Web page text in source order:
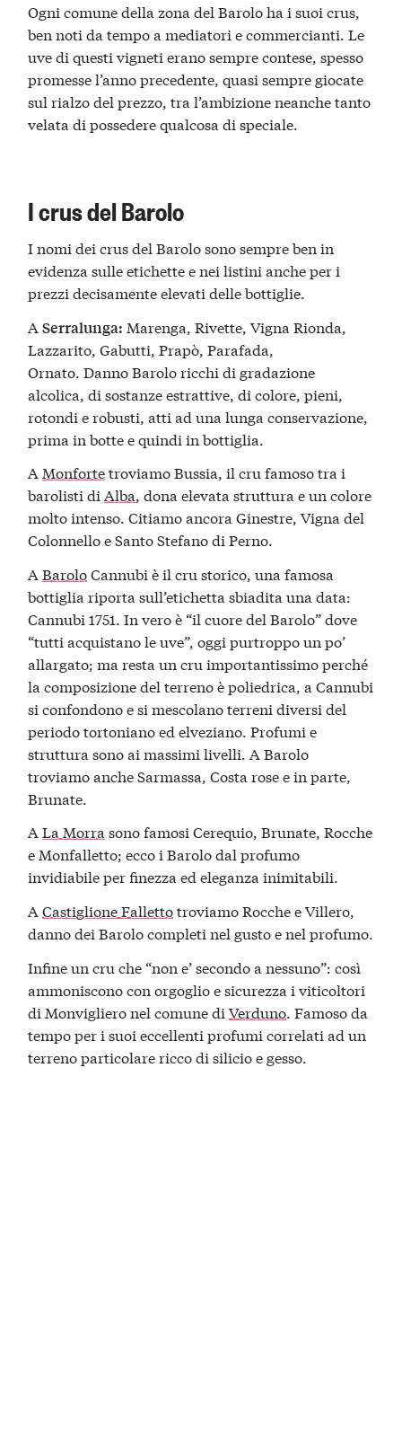
Ogni comune della zona del Barolo ha i suoi crus,
ben noti da tempo a mediatori e commercianti. Le
uve di questi vigneti erano sempre contese, spesso
promesse l’anno precedente, quasi sempre giocate
sul rialzo del prezzo, tra l’ambizione neanche tanto
velata di possedere qualcosa di speciale.
I crus del Barolo
I nomi dei crus del Barolo sono sempre ben in
evidenza sulle etichette e nei listini anche per i
prezzi decisamente elevati delle bottiglie.
ASerralunga: Marenga, Rivette, Vigna Rionda,
Lazzarito, Gabutti, Prapò, Parafada,
Ornato. Danno Barolo ricchi di gradazione
alcolica, di sostanze estrattive, di colore, pieni,
rotondi e robusti, atti ad una lunga conservazione,
prima in botte e quindi in bottiglia.
A Monfortetroviamo Bussia, il cru famoso tra i
barolisti diAlba, dona elevata struttura e un colore
molto intenso. Citiamo ancora Ginestre, Vigna del
Colonnello e Santo Stefano di Perno.
ABaroloCannubi è il cru storico, una famosa
bottiglia riporta sull’etichetta sbiadita una data:
Cannubi 1751. In vero è “il cuore del Barolo” dove
“tutti acquistano le uve”, oggi purtroppo un po’
allargato; ma resta un cru importantissimo perché
la composizione del terreno è poliedrica, a Cannubi
si confondono e si mescolano terreni diversi del
periodo tortoniano ed elveziano. Profumi e
struttura sono ai massimi livelli. A Barolo
troviamo anche Sarmassa, Costa rose e in parte,
Brunate.
ALa Morra sono famosi Cerequio, Brunate, Rocche
e Monfalletto; ecco i Barolo dal profumo
invidiabile per finezza ed eleganza inimitabili.
ACastiglione Fallettotroviamo Rocche e Villero,
danno dei Barolo completi nel gusto e nel profumo.
Infine un cru che “non e’ secondo a nessuno”: così
ammoniscono con orgoglio e sicurezza i viticoltori
di Monvigliero nel comune diVerduno . Famoso da
tempo per i suoi eccellenti profumi correlati ad un
terreno particolare ricco di silicio e gesso.